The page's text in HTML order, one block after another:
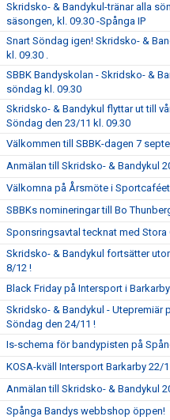
Skridsko- & Bandykul-tränar alla
säsongen, kl. 09.30 -Spånga IP
Snart Söndag igen! Skridsko- &
kl. 09.30 .
SBBK Bandyskolan - Skridsko- &
söndag kl. 09.30
Skridsko- & Bandykul flyttar ut till
Söndag den 23/11 kl. 09.30
Välkommen till SBBK-dagen 7
Anmälan till Skridsko- & Bandykul
Välkomna på Årsmöte i
SBBKs nomineringar till Bo
Sponsringsavtal tecknat med Stora
Skridsko- & Bandykul fortsätter
8/12 !
Black Friday på Intersport i
Skridsko- & Bandykul - Utepremiär
Söndag den 24/11 !
Is-schema för bandypisten på
KOSA-kväll Intersport Barkarby 22/
Anmälan till Skridsko- & Bandykul
Spånga Bandys webbshop öppen!